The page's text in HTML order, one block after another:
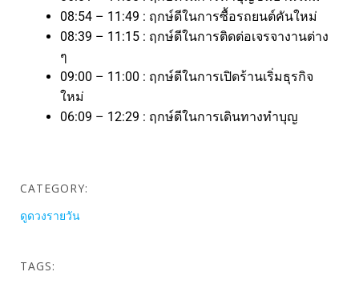
08:54 – 11:49 : ฤกษ์ดีในการซื้อรถยนต์คันใหม่
08:39 – 11:15 : ฤกษ์ดีในการติดต่อเจรจางานต่าง
ๆ
09:00 – 11:00 : ฤกษ์ดีในการเปิดร้านเริ่มธุรกิจ
ใหม่
06:09 – 12:29 : ฤกษ์ดีในการเดินทางทำบุญ
CATEGORY:
ดูดวงรายวัน
TAGS: